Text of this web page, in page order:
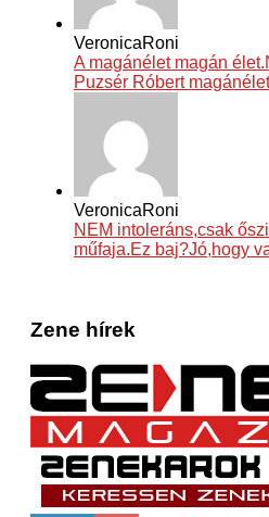
VeronicaRoni
A magánélet magán
Puzsér Róbert
VeronicaRoni
NEM intoleráns,csak
műfaja.Ez baj?Jó,hogy
Zene hírek